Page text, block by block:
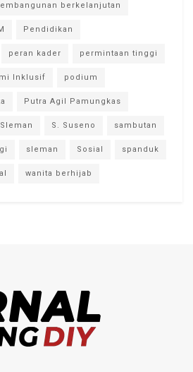
berkelanjutan
Pendidikan
peran kader permintaan tinggi
Inklusif podium
Putra Agil Pamungkas
S. Suseno sambutan
sleman Sosial spanduk
wanita berhijab